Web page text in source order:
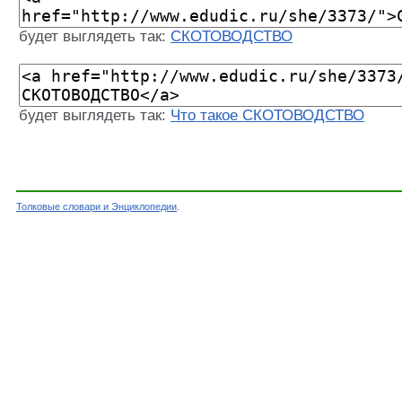
будет выглядеть так: СКОТОВОДСТВО
будет выглядеть так: Что такое СКОТОВОДСТВО
Толковые словари и Энциклопедии